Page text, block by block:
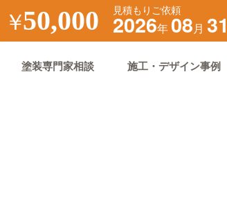
￥50,000 見積もりご依頼
2026年08月 31
塗装専門家相談 施工・デザイン事例